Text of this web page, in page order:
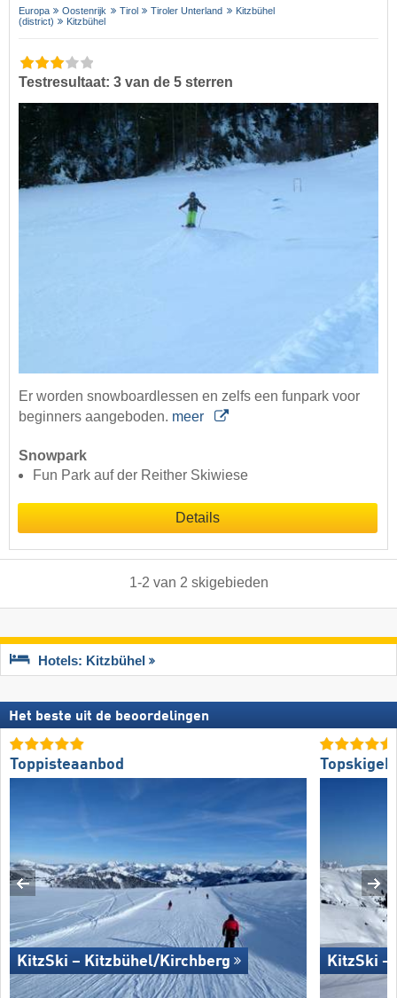
Europa Oostenrijk Tirol Tiroler Unterland
Kitzbühel
(district)
Kitzbühel
Testresultaat: 3 van de 5 sterren
Er worden snowboardlessen en zelfs een funpark voor
beginners aangeboden. meer
Snowpark
Fun Park auf der Reither Skiwiese
Details
1-2 van 2 skigebieden
Hotels: Kitzbühel
Het beste uit de beoordelingen
Toppisteaanbod
KitzSki – Kitzbühel/​Kirchberg KitzSki